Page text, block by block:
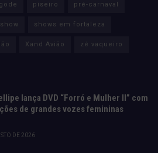
piseiro pré-carnaval
show shows em fortaleza
Xand Avião zé vaqueiro
lança DVD “Forró e Mulher II” com
de grandes vozes femininas
DE 2026